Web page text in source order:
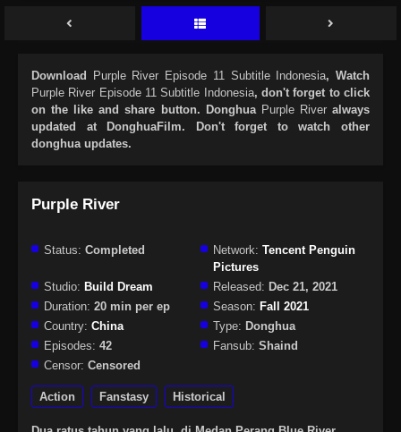
Download Purple River Episode 11 Subtitle Indonesia, Watch
Purple River Episode 11 Subtitle Indonesia, don't forget to click
on the like and share button. Donghua Purple Riveralways
updated at DonghuaFilm. Don't forget to watch other
donghua updates.
Purple River
Status: Completed Network: Tencent Penguin
Pictures
Studio: Build Dream Released: Dec 21, 2021
Duration: 20 min per ep Season: Fall 2021
Country: China Type: Donghua
Episodes: 42 Fansub: Shaind
Censor: Censored
Action Fanstasy Historical